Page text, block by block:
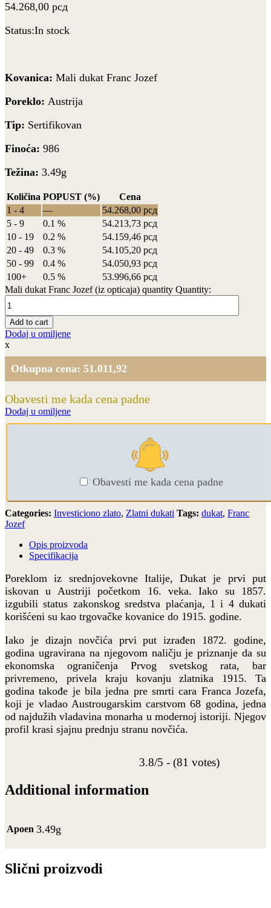
54.268,00 рсд
Status:In stock
Kovanica: Mali dukat Franc Jozef
Poreklo: Austrija
Tip: Sertifikovan
Finoća: 986
Težina: 3.49g
Količina POPUST (%)
Cena
1 - 4
— 54.268,00 рсд
5 - 9
0.1 % 54.213,73 рсд
10 - 19
0.2 % 54.159,46 рсд
20 - 49
0.3 % 54.105,20 рсд
50 - 99
0.4 % 54.050,93 рсд
100+
0.5 % 53.996,66 рсд
Mali dukat Franc Jozef (iz opticaja) quantity Quantity:
Add to cart
Dodaj u omiljene
x
Otkupna cena: 51.011,92
Obavesti me kada cena padne
Dodaj u omiljene
Obavesti me kada cena padne
Categories: Investiciono zlato, Zlatni dukati Tags: dukat, Franc
Jozef
Opis proizvoda
Specifikacija
Poreklom iz srednjovekovne Italije, Dukat je prvi put
iskovan u Austriji početkom 16. veka. Iako su 1857.
izgubili status zakonskog sredstva plaćanja, 1 i 4 dukati
korišćeni su kao trgovačke kovanice do 1915. godine.
Iako je dizajn novčića prvi put izrađen 1872. godine,
godina ugravirana na njegovom naličju je priznanje da su
ekonomska ograničenja Prvog svetskog rata, bar
privremeno, privela kraju kovanju zlatnika 1915. Ta
godina takođe je bila jedna pre smrti cara Franca Jozefa,
koji je vladao Austrougarskim carstvom 68 godina, jedna
od najdužih vladavina monarha u modernoj istoriji. Njegov
profil krasi sjajnu prednju stranu novčića.
3.8/5 - (81 votes)
Additional information
Apoen 3.49g
Slični proizvodi